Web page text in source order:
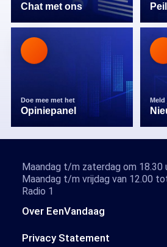
Chat met ons
Doe mee met het
Opiniepanel
Meld
Over EenVandaag
Privacy Statement
Maandag t/m zaterdag om 18.30
Maandag t/m vrijdag van 12.00
Radio 1